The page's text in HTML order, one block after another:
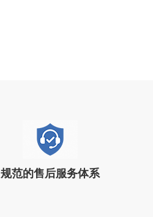
规范的售后服务体系